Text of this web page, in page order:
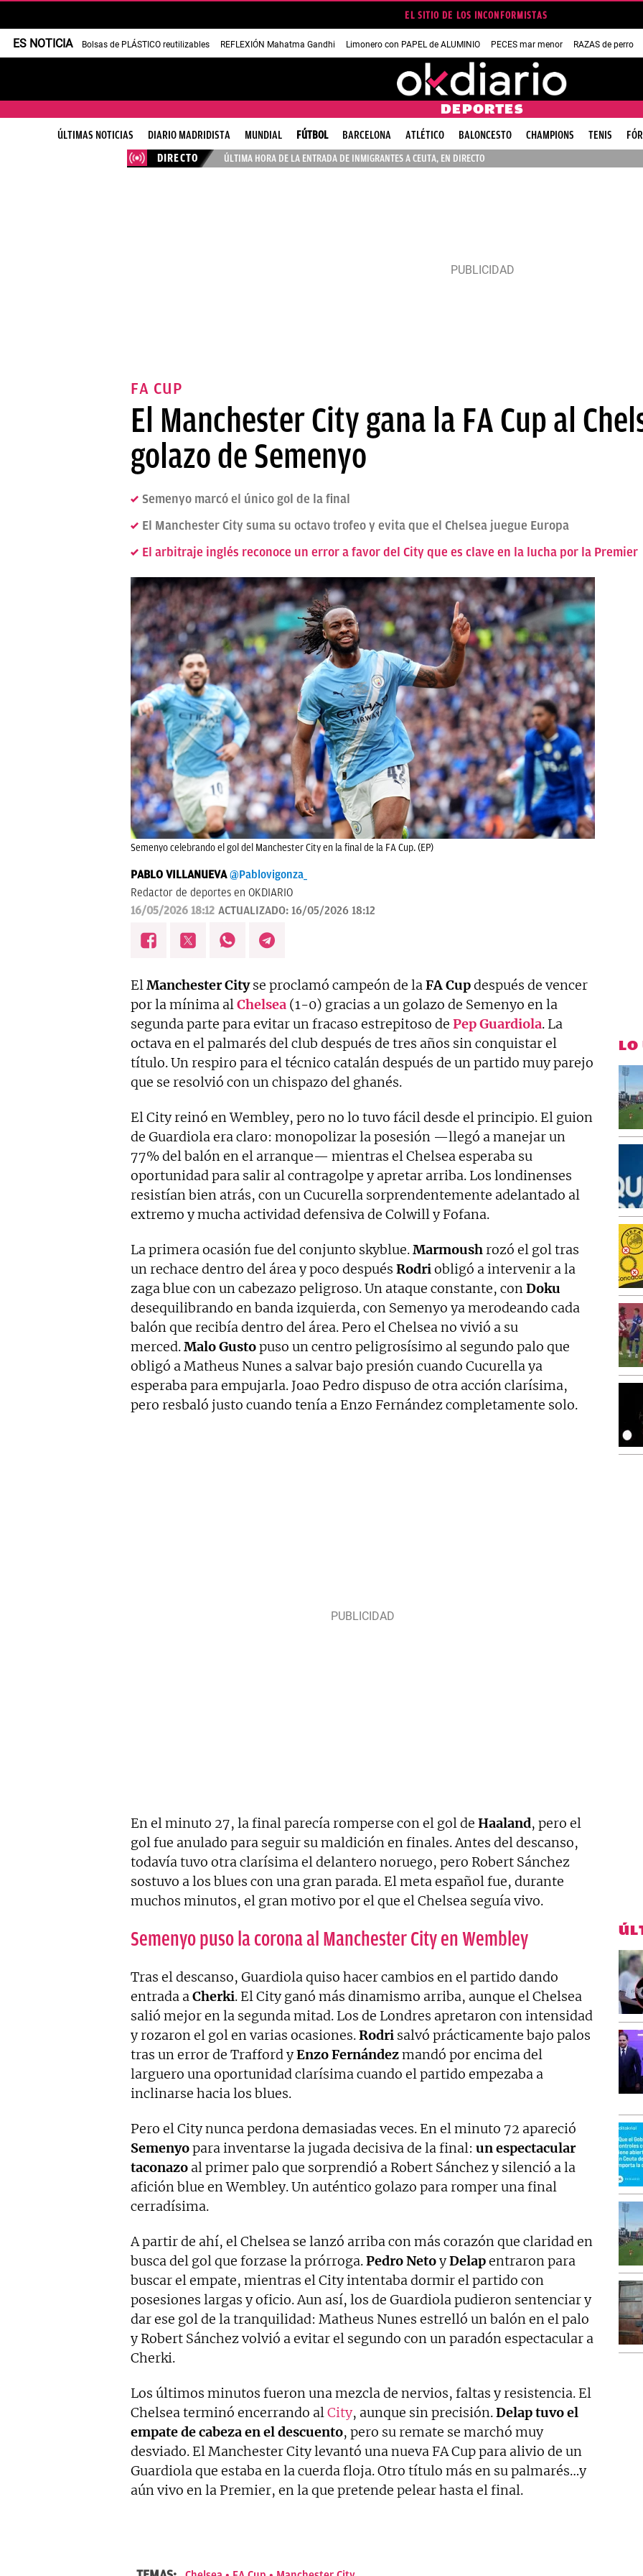
EL SITIO DE LOS INCONFORMISTAS
ES NOTICIA Bolsas de PLÁSTICO reutilizables REFLEXIÓN Mahatma Gandhi Limonero con PAPEL de ALUMINIO PECES mar menor RAZAS de perro
DEPORTES
ÚLTIMAS NOTICIAS DIARIO MADRIDISTA MUNDIAL FÚTBOL BARCELONA ATLÉTICO BALONCESTO CHAMPIONS TENIS
DIRECTO
ÚLTIMA HORA DE LA ENTRADA DE INMIGRANTES A CEUTA, EN DIRECTO
FA CUP
El Manchester City gana la FA Cup al
golazo de Semenyo
Semenyo marcó el único gol de la final
El Manchester City suma su octavo trofeo y evita que el Chelsea juegue Europa
El arbitraje inglés reconoce un error a favor del City que es clave en la lucha por la Premier
Semenyo celebrando el gol del Manchester City en la final de la FA Cup. (EP)
PABLO VILLANUEVA @Pablovigonza_
Redactor de deportes en OKDIARIO
16/05/2026 18:12 ACTUALIZADO: 16/05/2026 18:12
ElManchesterCityse proclamó campeón de laFACupdespués de vencer
por la mínima alChelsea (1-0) gracias a un golazo de Semenyo en la
segunda parte para evitar un fracaso estrepitoso de PepGuardiola. La
octava en el palmarés del club después de tres años sin conquistar el
título. Un respiro para el técnico catalán después de un partido muy parejo
que se resolvió con un chispazo del ghanés.
El City reinó en Wembley, pero no lo tuvo fácil desde el principio. El guion
de Guardiola era claro: monopolizar la posesión —llegó a manejar un
77% del balón en el arranque— mientras el Chelsea esperaba su
oportunidad para salir al contragolpe y apretar arriba. Los londinenses
resistían bien atrás, con un Cucurella sorprendentemente adelantado al
extremo y mucha actividad defensiva de Colwill y Fofana.
La primera ocasión fue del conjunto skyblue.Marmoushrozó el gol tras
un rechace dentro del área y poco después Rodriobligó a intervenir a la
zaga blue con un cabezazo peligroso. Un ataque constante, conDoku
desequilibrando en banda izquierda, con Semenyo ya merodeando cada
balón que recibía dentro del área. Pero el Chelsea no vivió a su
merced.MaloGustopuso un centro peligrosísimo al segundo palo que
obligó a Matheus Nunes a salvar bajo presión cuando Cucurella ya
esperaba para empujarla. Joao Pedro dispuso de otra acción clarísima,
pero resbaló justo cuando tenía a Enzo Fernández completamente solo.
En el minuto 27, la final parecía romperse con el gol de Haaland, pero el
gol fue anulado para seguir su maldición en finales. Antes del descanso,
todavía tuvo otra clarísima el delantero noruego, pero Robert Sánchez
sostuvo a los blues con una gran parada. El meta español fue, durante
muchos minutos, el gran motivo por el que el Chelsea seguía vivo.
Semenyo puso la corona al Manchester City en Wembley
Tras el descanso, Guardiola quiso hacer cambios en el partido dando
entrada aCherki. El City ganó más dinamismo arriba, aunque el Chelsea
salió mejor en la segunda mitad. Los de Londres apretaron con intensidad
y rozaron el gol en varias ocasiones.Rodri salvó prácticamente bajo palos
tras un error de Trafford yEnzo Fernándezmandó por encima del
larguero una oportunidad clarísima cuando el partido empezaba a
inclinarse hacia los blues.
Pero el City nunca perdona demasiadas veces. En el minuto 72 apareció
Semenyopara inventarse la jugada decisiva de la final: un espectacular
taconazo al primer palo que sorprendió a Robert Sánchez y silenció a la
afición blue en Wembley. Un auténtico golazo para romper una final
cerradísima.
A partir de ahí, el Chelsea se lanzó arriba con más corazón que claridad en
busca del gol que forzase la prórroga.PedroNetoyDelapentraron para
buscar el empate, mientras el City intentaba dormir el partido con
posesiones largas y oficio. Aun así, los de Guardiola pudieron sentenciar y
dar ese gol de la tranquilidad: Matheus Nunes estrelló un balón en el palo
y Robert Sánchez volvió a evitar el segundo con un paradón espectacular a
Cherki.
Los últimos minutos fueron una mezcla de nervios, faltas y resistencia. El
Chelsea terminó encerrando alCity, aunque sin precisión.Delap tuvo el
empate de cabeza en el descuento, pero su remate se marchó muy
desviado. El Manchester City levantó una nueva FA Cup para alivio de un
Guardiola que estaba en la cuerda floja. Otro título más en su palmarés…y
aún vivo en la Premier, en la que pretende pelear hasta el final.
LO